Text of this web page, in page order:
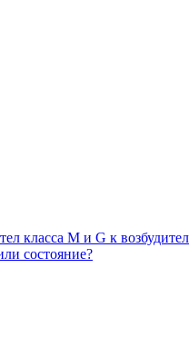
класса M и G к
состояние?